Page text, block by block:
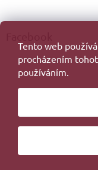
Tento web
procházením
používáním.